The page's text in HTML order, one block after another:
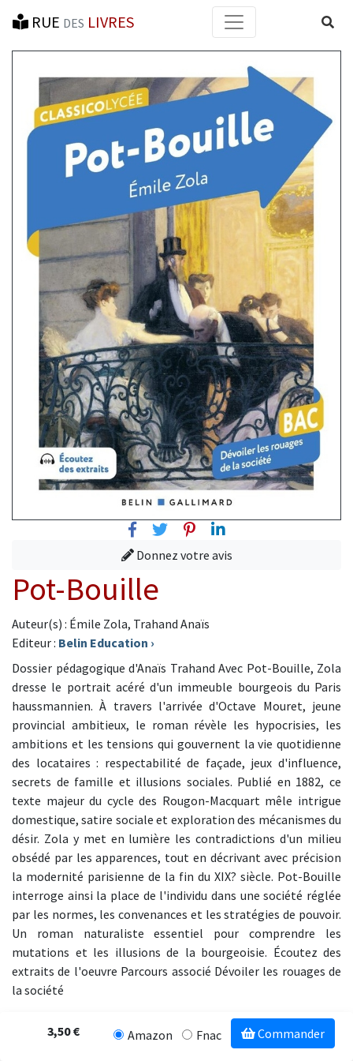
RUE DES LIVRES
FacebookTwitterPinterest
Linkedin
Donnez votre avis
Pot-Bouille
Auteur(s) : Émile Zola, Trahand Anaïs
Editeur : Belin Education ›
Dossier pédagogique d'Anaïs Trahand Avec Pot-Bouille, Zola
dresse le portrait acéré d'un immeuble bourgeois du Paris
haussmannien. À travers l'arrivée d'Octave Mouret, jeune
provincial ambitieux, le roman révèle les hypocrisies, les
ambitions et les tensions qui gouvernent la vie quotidienne
des locataires : respectabilité de façade, jeux d'influence,
secrets de famille et illusions sociales. Publié en 1882, ce
texte majeur du cycle des Rougon-Macquart mêle intrigue
domestique, satire sociale et exploration des mécanismes du
désir. Zola y met en lumière les contradictions d'un milieu
obsédé par les apparences, tout en décrivant avec précision
la modernité parisienne de la fin du XIX? siècle. Pot-Bouille
interroge ainsi la place de l'individu dans une société réglée
par les normes, les convenances et les stratégies de pouvoir.
Un roman naturaliste essentiel pour comprendre les
mutations et les illusions de la bourgeoisie. Écoutez des
extraits de l'oeuvre Parcours associé Dévoiler les rouages de
la société
3,50 € Amazon Fnac Commander